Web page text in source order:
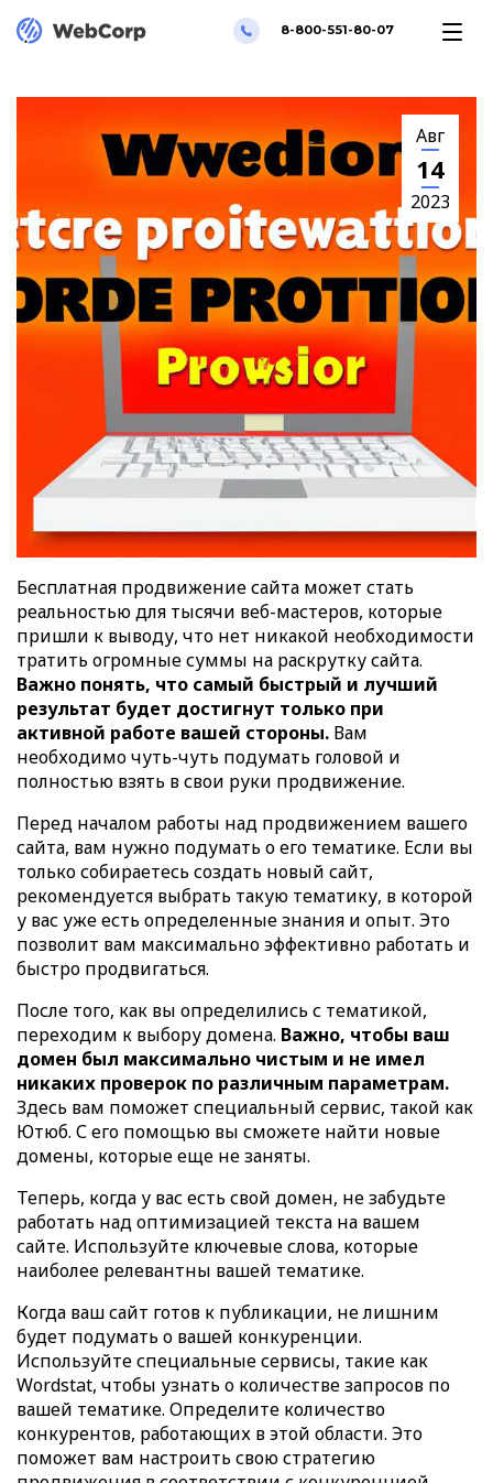
8-800-551-80-07
Авг
14
2023
Бесплатная продвижение сайта может стать
реальностью для тысячи веб-мастеров, которые
пришли к выводу, что нет никакой необходимости
тратить огромные суммы на раскрутку сайта.
Важно понять, что самый быстрый и лучший
результат будет достигнут только при
активной работе вашей стороны. Вам
необходимо чуть-чуть подумать головой и
полностью взять в свои руки продвижение.
Перед началом работы над продвижением вашего
сайта, вам нужно подумать о его тематике. Если вы
только собираетесь создать новый сайт,
рекомендуется выбрать такую тематику, в которой
у вас уже есть определенные знания и опыт. Это
позволит вам максимально эффективно работать и
быстро продвигаться.
После того, как вы определились с тематикой,
переходим к выбору домена. Важно, чтобы ваш
домен был максимально чистым и не имел
никаких проверок по различным параметрам.
Здесь вам поможет специальный сервис, такой как
Ютюб. С его помощью вы сможете найти новые
домены, которые еще не заняты.
Теперь, когда у вас есть свой домен, не забудьте
работать над оптимизацией текста на вашем
сайте. Используйте ключевые слова, которые
наиболее релевантны вашей тематике.
Когда ваш сайт готов к публикации, не лишним
будет подумать о вашей конкуренции.
Используйте специальные сервисы, такие как
Wordstat, чтобы узнать о количестве запросов по
вашей тематике. Определите количество
конкурентов, работающих в этой области. Это
поможет вам настроить свою стратегию